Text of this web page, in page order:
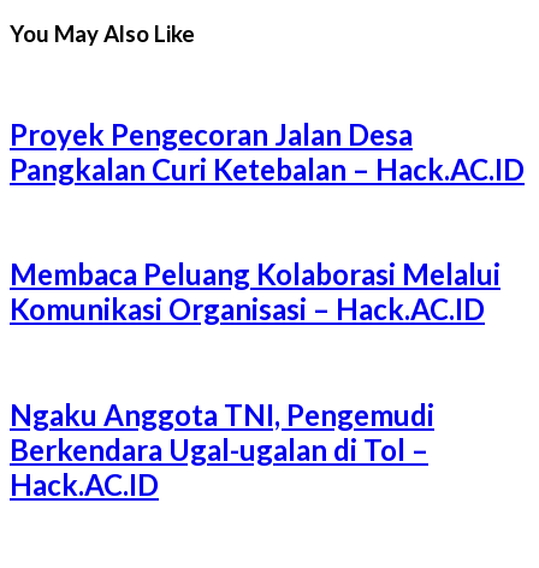
You May Also Like
Proyek Pengecoran Jalan Desa
Pangkalan Curi Ketebalan – Hack.AC.ID
Membaca Peluang Kolaborasi Melalui
Komunikasi Organisasi – Hack.AC.ID
Ngaku Anggota TNI, Pengemudi
Berkendara Ugal-ugalan di Tol –
Hack.AC.ID